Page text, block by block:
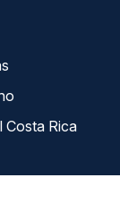
La terminal Costa Rica